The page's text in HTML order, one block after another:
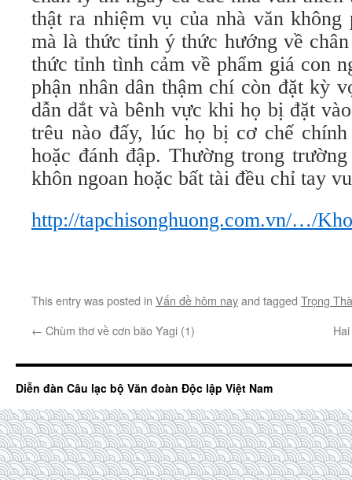
thật ra nhiệm vụ của nhà văn
mà là thức tỉnh ý thức hướng về
thức tỉnh tình cảm về phẩm giá con
phận nhân dân thậm chí còn đặt kỳ
dẫn dắt và bênh vực khi họ bị đặt
trêu nào đấy, lúc họ bị cơ chế
hoặc đánh đập. Thường trong
khôn ngoan hoặc bất tài đều chỉ tay
http://tapchisonghuong.com.vn/…/
This entry was posted in Vấn đề hôm nayand tagged Trọng
← Chùm thơ về cơn bão Yagi (1)
Diễn đàn Câu lạc bộ Văn đoàn Độc lập Việt Nam